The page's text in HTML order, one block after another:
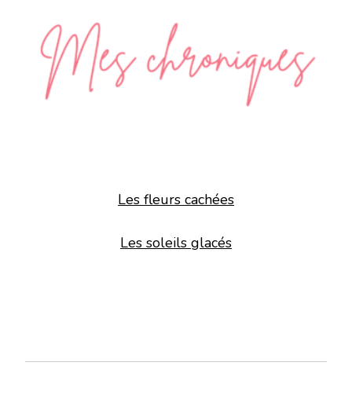
Les fleurs cachées
Les soleils glacés